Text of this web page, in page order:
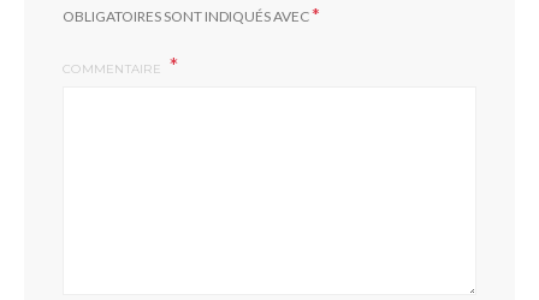
OBLIGATOIRES SONT INDIQUÉS AVEC*
COMMENTAIRE